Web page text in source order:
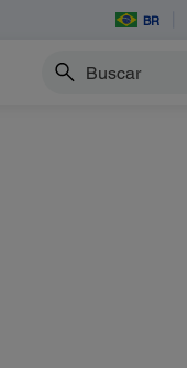
BR
Buscar